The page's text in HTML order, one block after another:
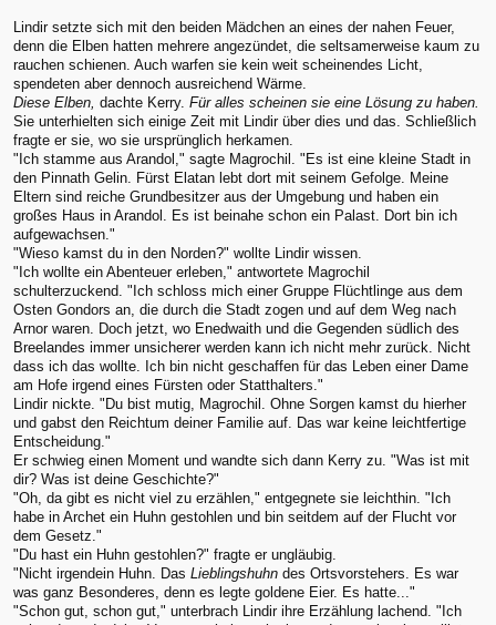
Lindir setzte sich mit den beiden Mädchen an eines der nahen Feuer,
denn die Elben hatten mehrere angezündet, die seltsamerweise kaum zu
rauchen schienen. Auch warfen sie kein weit scheinendes Licht,
spendeten aber dennoch ausreichend Wärme.
Diese Elben, dachte Kerry. Für alles scheinen sie eine Lösung zu haben.
Sie unterhielten sich einige Zeit mit Lindir über dies und das. Schließlich
fragte er sie, wo sie ursprünglich herkamen.
"Ich stamme aus Arandol," sagte Magrochil. "Es ist eine kleine Stadt in
den Pinnath Gelin. Fürst Elatan lebt dort mit seinem Gefolge. Meine
Eltern sind reiche Grundbesitzer aus der Umgebung und haben ein
großes Haus in Arandol. Es ist beinahe schon ein Palast. Dort bin ich
aufgewachsen."
"Wieso kamst du in den Norden?" wollte Lindir wissen.
"Ich wollte ein Abenteuer erleben," antwortete Magrochil
schulterzuckend. "Ich schloss mich einer Gruppe Flüchtlinge aus dem
Osten Gondors an, die durch die Stadt zogen und auf dem Weg nach
Arnor waren. Doch jetzt, wo Enedwaith und die Gegenden südlich des
Breelandes immer unsicherer werden kann ich nicht mehr zurück. Nicht
dass ich das wollte. Ich bin nicht geschaffen für das Leben einer Dame
am Hofe irgend eines Fürsten oder Statthalters."
Lindir nickte. "Du bist mutig, Magrochil. Ohne Sorgen kamst du hierher
und gabst den Reichtum deiner Familie auf. Das war keine leichtfertige
Entscheidung."
Er schwieg einen Moment und wandte sich dann Kerry zu. "Was ist mit
dir? Was ist deine Geschichte?"
"Oh, da gibt es nicht viel zu erzählen," entgegnete sie leichthin. "Ich
habe in Archet ein Huhn gestohlen und bin seitdem auf der Flucht vor
dem Gesetz."
"Du hast ein Huhn gestohlen?" fragte er ungläubig.
"Nicht irgendein Huhn. Das Lieblingshuhn des Ortsvorstehers. Es war
was ganz Besonderes, denn es legte goldene Eier. Es hatte..."
"Schon gut, schon gut," unterbrach Lindir ihre Erzählung lachend. "Ich